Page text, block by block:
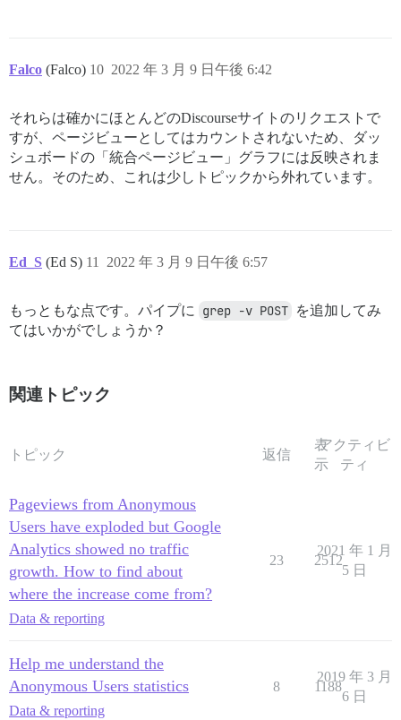
Falco (Falco) 2022 年 3 月 9 日午後 6:42
10
それらは確かにほとんどのDiscourseサイトのリクエストで
すが、ページビューとしてはカウントされないため、ダッ
シュボードの「統合ページビュー」グラフには反映されま
せん。そのため、これは少しトピックから外れています。
Ed_S (Ed S) 2022 年 3 月 9 日午後 6:57
11
もっともな点です。パイプに grep -v POST を追加してみ
てはいかがでしょうか？
関連トピック
トピック 返信
表
示
アクティビ
ティ
Pageviews from Anonymous
Users have exploded but Google
Analytics showed no traffic
growth. How to find about
where the increase come from?
Data & reporting
23 2512
2021 年 1 月
5 日
Help me understand the
Anonymous Users statistics
Data & reporting
8 1188
2019 年 3 月
6 日